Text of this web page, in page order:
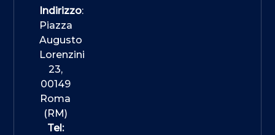
Indirizzo:
Piazza
Augusto
Lorenzini
23,
00149
Roma
(RM)
Tel: